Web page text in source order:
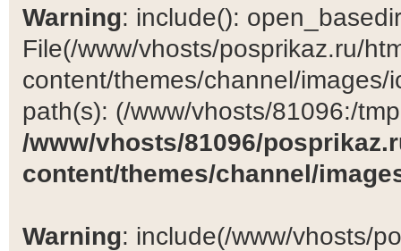
Warning: include():
File(/www/vhosts/posprikaz.ru/
content/themes/channel/
path(s): (/www/vhosts/81096:/
/www/vhosts/81096/
content/themes/channel/
Warning: include(/www/vhosts/